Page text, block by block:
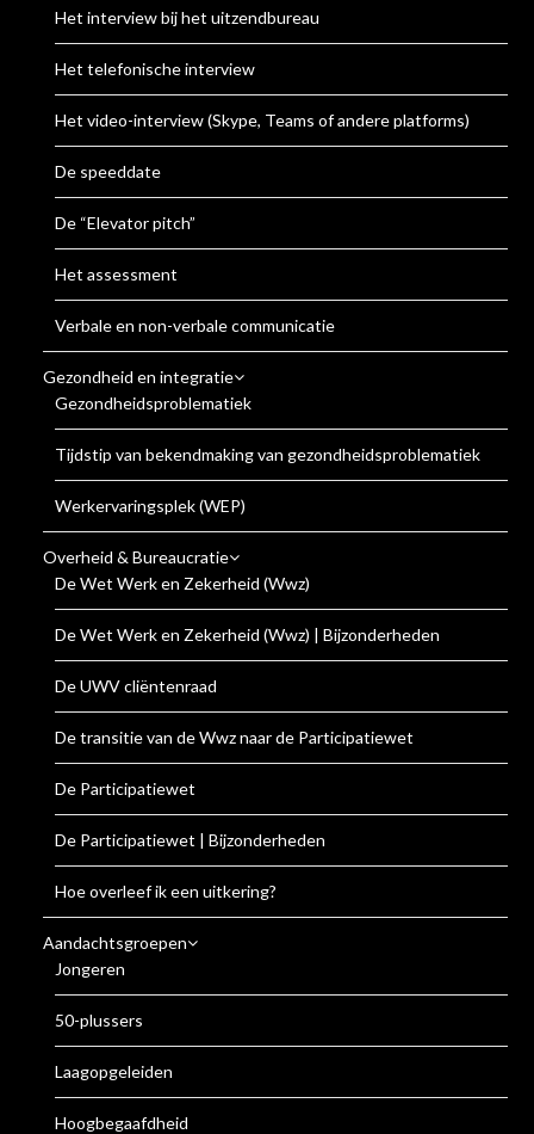
Het interview bij het uitzendbureau
Het telefonische interview
Het video-interview (Skype, Teams of andere platforms)
De speeddate
De “Elevator pitch”
Het assessment
Verbale en non-verbale communicatie
Gezondheid en integratie
Gezondheidsproblematiek
Tijdstip van bekendmaking van gezondheidsproblematiek
Werkervaringsplek (WEP)
Overheid & Bureaucratie
De Wet Werk en Zekerheid (Wwz)
De Wet Werk en Zekerheid (Wwz) | Bijzonderheden
De UWV cliëntenraad
De transitie van de Wwz naar de Participatiewet
De Participatiewet
De Participatiewet | Bijzonderheden
Hoe overleef ik een uitkering?
Aandachtsgroepen
Jongeren
50-plussers
Laagopgeleiden
Hoogbegaafdheid